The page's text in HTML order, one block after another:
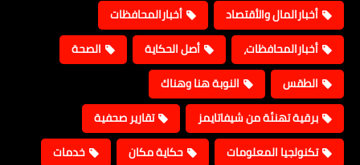
أخبارالمال والأقتصاد
أخبارالمحافظات
أخبارالمحافظات،
أصل الحكاية
الصحة
الطقس
النوبة هنا وهناك
برقية تهنئة من شيفاتايمز
تقارير صحفية
تكنولجيا المعلومات
حكاية مكان
خدمات